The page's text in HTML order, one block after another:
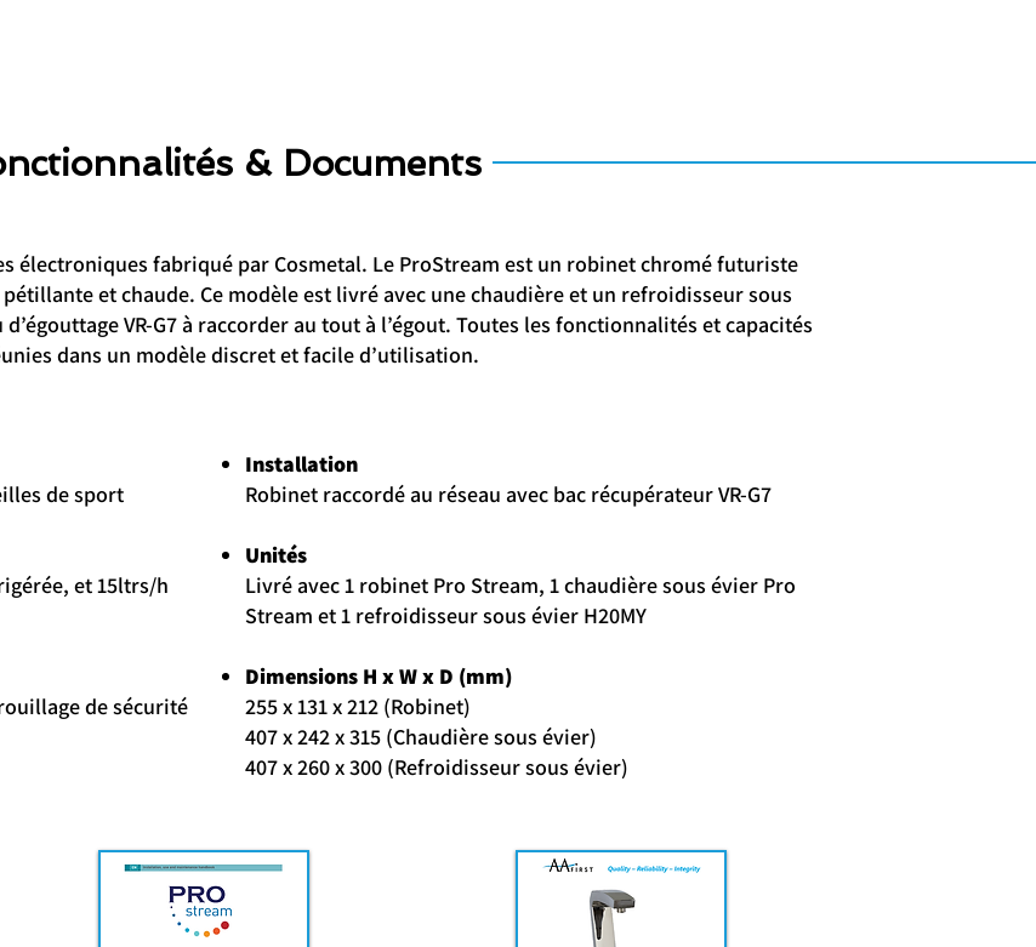
& Documents
électroniques fabriqué par Cosmetal. Le ProStream est un robinet chromé futuriste
et chaude. Ce modèle est livré avec une chaudière et un refroidisseur sous
VR-G7 à raccorder au tout à l’égout. Toutes les fonctionnalités et capacités
dans un modèle discret et facile d’utilisation.
de sport
et 15ltrs/h
de sécurité
Installation
Robinet raccordé au réseau avec bac récupérateur VR-G7
Unités
Livré avec 1 robinet Pro Stream, 1 chaudière sous évier Pro
Stream et 1 refroidisseur sous évier H20MY
Dimensions H x W x D (mm)
255 x 131 x 212 (Robinet)
407 x 242 x 315 (Chaudière sous évier)
407 x 260 x 300 (Refroidisseur sous évier)